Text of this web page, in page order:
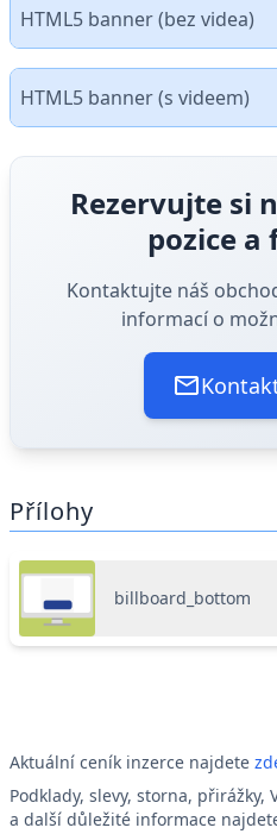
HTML5 banner (bez videa)
HTML5 banner (s videem)
Rezervujte si
pozice
Kontaktujte náš
informací o
Přílohy
billboard_bottom
Aktuální ceník inzerce najdete
Podklady, slevy, storna,
a další důležité informace